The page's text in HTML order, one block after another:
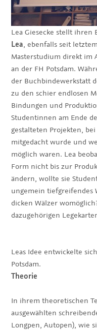
Lea Giesecke stellt ihren
Lea, ebenfalls seit
Masterstudium direkt im
an der FH Potsdam.
der Buchbindewerkstatt
zu den schier endlosen
Bindungen und
Studentinnen am Ende
gestalteten Projekten,
mitgedacht wurde und
möglich waren. Lea
Form nicht bis zur
ändern, wollte sie
ungemein tiefgreifendes
dicken Wälzer
dazugehörigen
Leas Idee entwickelte
Potsdam.
Theorie
In ihrem theoretischen
ausgewählten
Longpen, Autopen), wie